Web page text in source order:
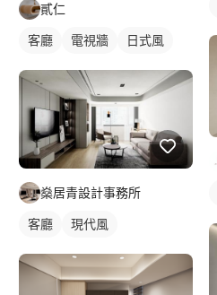
貳仁
客廳 電視牆 日式風
燊居青設計事務所
客廳 現代風